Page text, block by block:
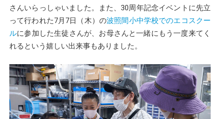
さんいらっしゃいました。また、30周年記念イベントに先立
って行われた7月7日（木）の波照間小中学校でのエコスクー
ルに参加した生徒さんが、お母さんと一緒にもう一度来てく
れるという嬉しい出来事もありました。